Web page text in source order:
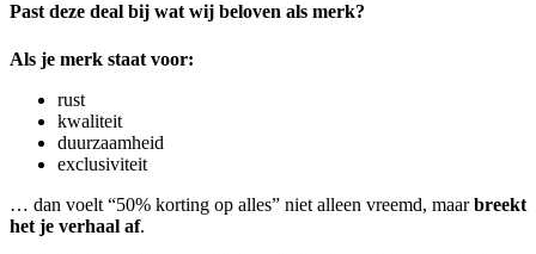
Past deze deal bij wat wij beloven als merk?
Als je merk staat voor:
rust
kwaliteit
duurzaamheid
exclusiviteit
… dan voelt “50% korting op alles” niet alleen vreemd, maarbreekt
het je verhaal af.